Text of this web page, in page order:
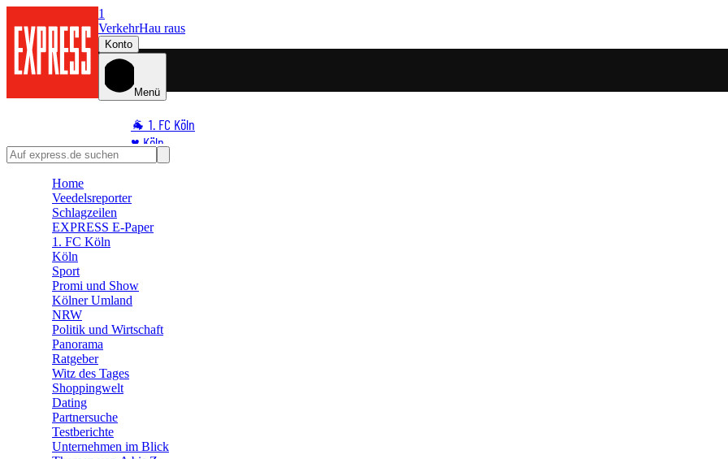
1
VerkehrHau raus
Konto
Menü
🐐 1. FC Köln
♥️ Köln
⭐ Promi
🛒 Shoppingwelt
🧩 Spiele
Home
Veedelsreporter
Schlagzeilen
EXPRESS E-Paper
1. FC Köln
Köln
Sport
Promi und Show
Kölner Umland
NRW
Politik und Wirtschaft
Panorama
Ratgeber
Witz des Tages
Shoppingwelt
Dating
Partnersuche
Testberichte
Unternehmen im Blick